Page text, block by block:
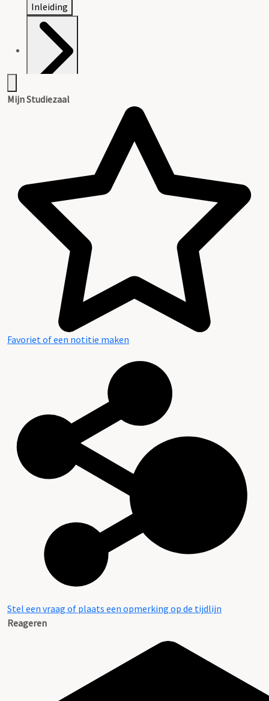
Inleiding
Mijn Studiezaal
Favoriet of een notitie maken
Stel een vraag of plaats een opmerking op de tijdlijn
Reageren